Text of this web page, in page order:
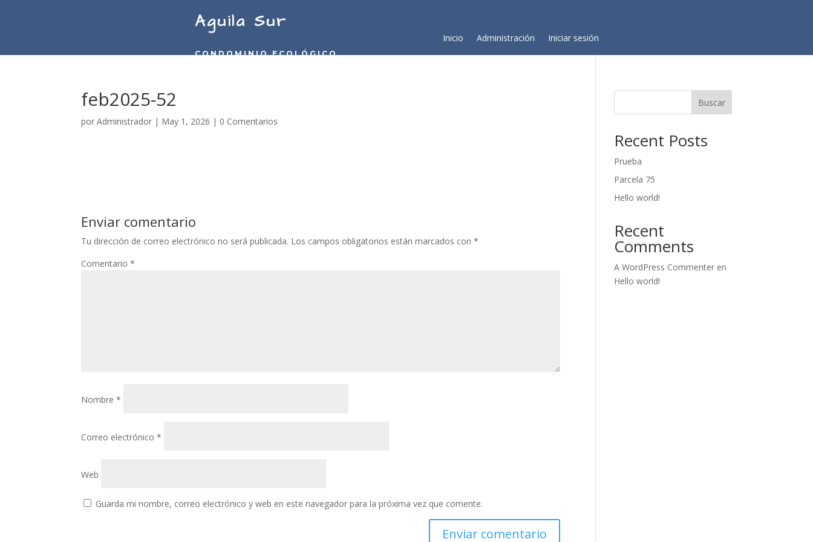
Aguila Sur
CONDOMINIO ECOLÓGICO
Inicio Administración Iniciar sesión
feb2025-52
porAdministrador | May 1, 2026 | 0 Comentarios
Enviar comentario
Tu dirección de correo electrónico no será publicada. Los campos obligatorios están marcados con*
Comentario*
Nombre*
Correo electrónico*
Web
Guarda mi nombre, correo electrónico y web en este navegador para la próxima vez que comente.
Buscar
Recent Posts
Prueba
Parcela 75
Hello world!
Recent
Comments
A WordPress Commenter en
Hello world!